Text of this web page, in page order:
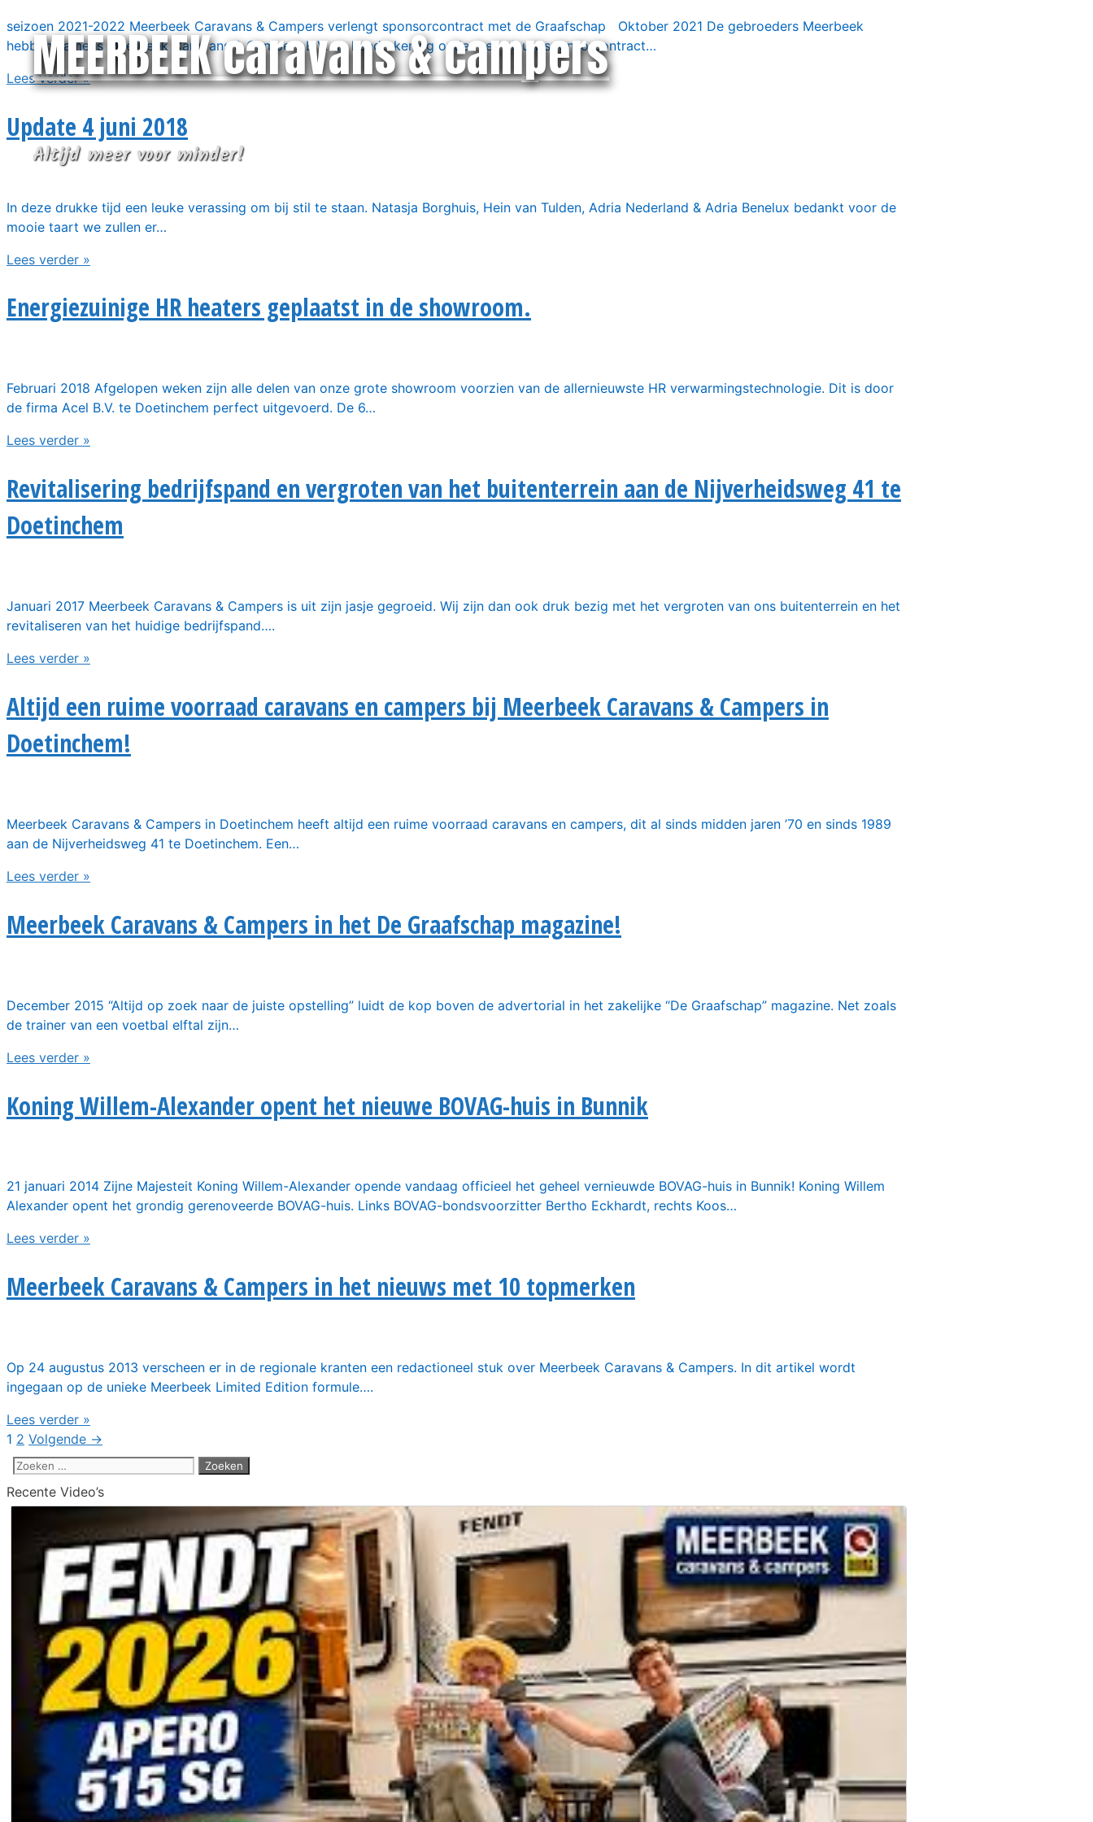
MEERBEEK caravans & campers
Altijd meer voor minder!
seizoen 2021-2022 Meerbeek Caravans & Campers verlengt sponsorcontract met de Graafschap Oktober 2021 De gebroeders Meerbeek
hebben namens Meerbeek Caravans & Campers B.V. de handtekening onder een nieuw sponsorcontract…
Lees verder »
Update 4 juni 2018
In deze drukke tijd een leuke verassing om bij stil te staan. Natasja Borghuis, Hein van Tulden, Adria Nederland & Adria Benelux bedankt voor de
mooie taart we zullen er…
Lees verder »
Energiezuinige HR heaters geplaatst in de showroom.
Februari 2018 Afgelopen weken zijn alle delen van onze grote showroom voorzien van de allernieuwste HR verwarmingstechnologie. Dit is door
de firma Acel B.V. te Doetinchem perfect uitgevoerd. De 6…
Lees verder »
Revitalisering bedrijfspand en vergroten van het buitenterrein aan de Nijverheidsweg 41 te
Doetinchem
Januari 2017 Meerbeek Caravans & Campers is uit zijn jasje gegroeid. Wij zijn dan ook druk bezig met het vergroten van ons buitenterrein en het
revitaliseren van het huidige bedrijfspand….
Lees verder »
Altijd een ruime voorraad caravans en campers bij Meerbeek Caravans & Campers in
Doetinchem!
Meerbeek Caravans & Campers in Doetinchem heeft altijd een ruime voorraad caravans en campers, dit al sinds midden jaren ’70 en sinds 1989
aan de Nijverheidsweg 41 te Doetinchem. Een…
Lees verder »
Meerbeek Caravans & Campers in het De Graafschap magazine!
December 2015 “Altijd op zoek naar de juiste opstelling” luidt de kop boven de advertorial in het zakelijke “De Graafschap” magazine. Net zoals
de trainer van een voetbal elftal zijn…
Lees verder »
Koning Willem-Alexander opent het nieuwe BOVAG-huis in Bunnik
21 januari 2014 Zijne Majesteit Koning Willem-Alexander opende vandaag officieel het geheel vernieuwde BOVAG-huis in Bunnik! Koning Willem
Alexander opent het grondig gerenoveerde BOVAG-huis. Links BOVAG-bondsvoorzitter Bertho Eckhardt, rechts Koos…
Lees verder »
Meerbeek Caravans & Campers in het nieuws met 10 topmerken
Op 24 augustus 2013 verscheen er in de regionale kranten een redactioneel stuk over Meerbeek Caravans & Campers. In dit artikel wordt
ingegaan op de unieke Meerbeek Limited Edition formule….
Lees verder »
1 2 Volgende →
Zoek
naar:
Recente Video’s